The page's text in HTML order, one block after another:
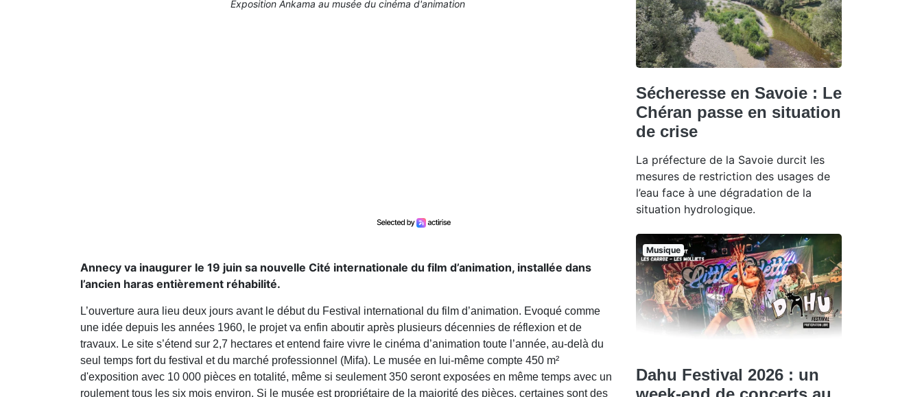
Exposition Ankama au musée du cinéma d'animation
Annecy va inaugurer le 19 juin sa nouvelle Cité internationale du film d’animation, installée dans
l’ancien haras entièrement réhabilité.
L’ouverture aura lieu deux jours avant le début du Festival international du film d’animation. Evoqué comme
une idée depuis les années 1960, le projet va enfin aboutir après plusieurs décennies de réflexion et de
travaux. Le site s’étend sur 2,7 hectares et entend faire vivre le cinéma d’animation toute l’année, au-delà du
seul temps fort du festival et du marché professionnel (Mifa). Le musée en lui-même compte 450 m²
d'exposition avec 10 000 pièces en totalité, même si seulement 350 seront exposées en même temps avec un
roulement tous les six mois environ. Si le musée est propriétaire de la majorité des pièces, certaines sont des
Sécheresse en Savoie : Le
Chéran passe en situation
de crise
La préfecture de la Savoie durcit les
mesures de restriction des usages de
l’eau face à une dégradation de la
situation hydrologique.
Musique
Dahu Festival 2026 : un